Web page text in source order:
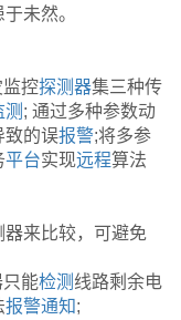
未然。
控探测器集三种传
测 ; 通过多种参数动
致的误报警;将多参
平台实现远程算法
器来比较，可避免
能检测 线路剩余电
报警通知;